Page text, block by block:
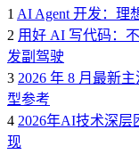
1 AI Agent 开发：理
2 用好 AI 写代码：
发副驾驶
3 2026 年 8 月最新
型参考
4 2026年AI技术深
现